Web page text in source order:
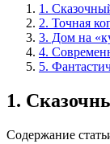
1.
2. Точная
3. Дом на
4.
5.
1.
Содержание